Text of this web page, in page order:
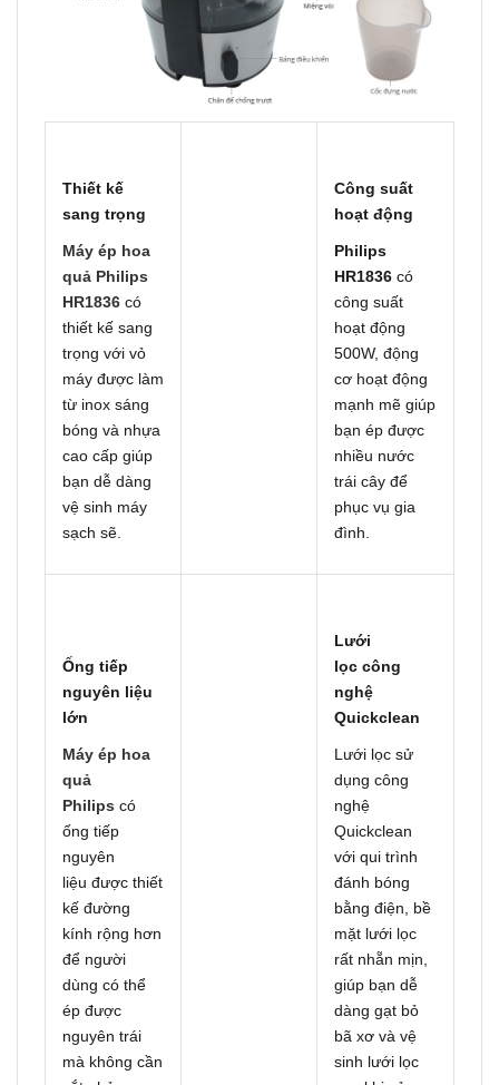
Thiết kế
sang trọng
Máy ép hoa
quả Philips
HR1836 có
thiết kế sang
trọng với vỏ
máy được làm
từ inox sáng
bóng và nhựa
cao cấp giúp
bạn dễ dàng
vệ sinh máy
sạch sẽ.
Công suất
hoạt động
Philips
HR1836 có
công suất
hoạt động
500W, động
cơ hoạt động
mạnh mẽ giúp
bạn ép được
nhiều nước
trái cây để
phục vụ gia
đình.
Ống tiếp
nguyên liệu
lớn
Máy ép hoa
quả
Philips có
ống tiếp
nguyên
liệu được thiết
kế đường
kính rộng hơn
để người
dùng có thể
ép được
nguyên trái
mà không cần
Lưới
lọc công
nghệ
Quickclean
Lưới lọc sử
dụng công
nghệ
Quickclean
với qui trình
đánh bóng
bằng điện, bề
mặt lưới lọc
rất nhẵn mịn,
giúp bạn dễ
dàng gạt bỏ
bã xơ và vệ
sinh lưới lọc